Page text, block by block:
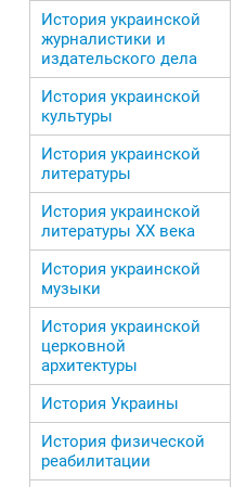
История украинской
журналистики и
издательского дела
История украинской
культуры
История украинской
литературы
История украинской
литературы ХХ века
История украинской
музыки
История украинской
церковной
архитектуры
История Украины
История физической
реабилитации